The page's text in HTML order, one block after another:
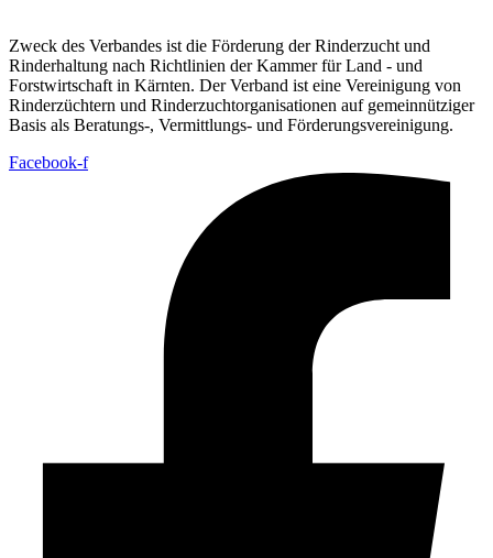
Zweck des Verbandes ist die Förderung der Rinderzucht und
Rinderhaltung nach Richtlinien der Kammer für Land - und
Forstwirtschaft in Kärnten. Der Verband ist eine Vereinigung von
Rinderzüchtern und Rinderzuchtorganisationen auf gemeinnütziger
Basis als Beratungs-, Vermittlungs- und Förderungsvereinigung.
Facebook-f